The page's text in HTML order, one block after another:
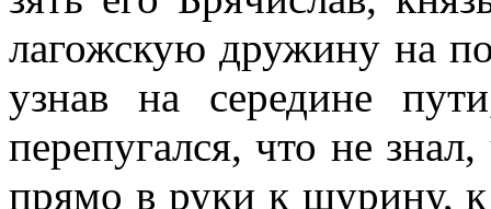
лагожскую дружину на
узнав на середине
перепугался, что не
прямо в руки к шурину,